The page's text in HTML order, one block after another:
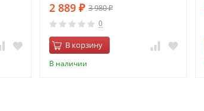
2 889 ₽ 3 980₽
0
В корзину
В наличии